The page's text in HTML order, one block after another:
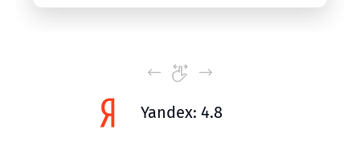
Yandex: 4.8